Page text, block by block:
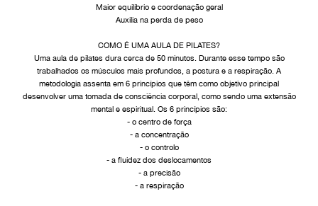
Maior equilíbrio e coordenação geral
Auxilia na perda de peso
COMO É UMA AULA DE PILATES?
Uma aula de pilates dura cerca de 50 minutos. Durante esse tempo são
trabalhados os músculos mais profundos, a postura e a respiração. A
metodologia assenta em 6 princípios que têm como objetivo principal
desenvolver uma tomada de consciência corporal, como sendo uma extensão
mental e espiritual. Os 6 princípios são:
- o centro de força
- a concentração
- o controlo
- a fluidez dos deslocamentos
- a precisão
- a respiração